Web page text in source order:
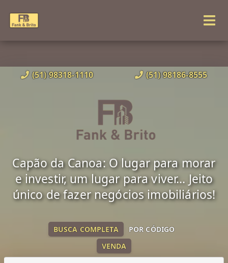
(51) 98318-1110 (51) 98186-8555
Capão da Canoa: O lugar para morar
e investir, um lugar para viver... Jeito
único de fazer negócios imobiliários!
VENDA
BUSCA COMPLETA POR CÓDIGO